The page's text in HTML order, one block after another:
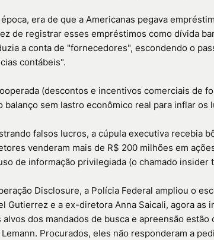
era de que a Americanas pegava
de registrar esses empréstimos como dívida
a conta de "fornecedores", escondendo o
contábeis".
(descontos e incentivos comerciais de
sem lastro econômico real para inflar os
falsos lucros, a cúpula executiva recebia
venderam mais de R$ 200 milhões em
de informação privilegiada (o chamado insider
Disclosure, a Polícia Federal ampliou o
Gutierrez e a ex-diretora Anna Saicali, agora as
dos mandados de busca e apreensão
Procurados, eles não responderam a